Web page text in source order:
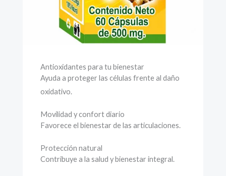
Antioxidantes para tu bienestar
Ayuda a proteger las células frente al daño
oxidativo.
Movilidad y confort diario
Favorece el bienestar de las articulaciones.
Protección natural
Contribuye a la salud y bienestar integral.